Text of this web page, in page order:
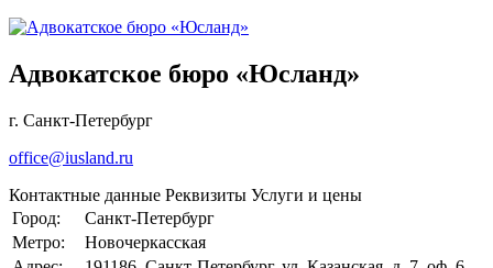
Адвокатское бюро «Юсланд»
г. Санкт-Петербург
office@iusland.ru
Контактные данные Реквизиты Услуги и цены
Город:
Санкт-Петербург
Метро:
Новочеркасская